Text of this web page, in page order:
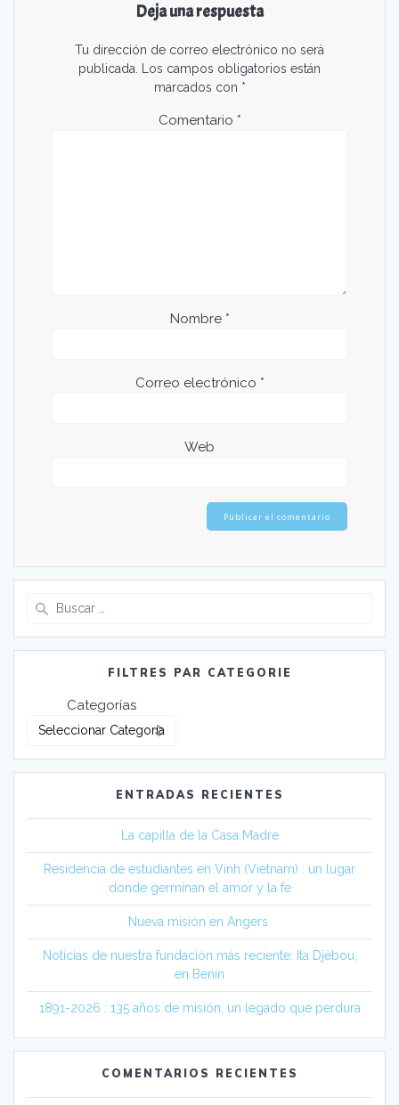
Deja una respuesta
Tu dirección de correo electrónico no será
publicada. Los campos obligatorios están
marcados con *
Comentario *
Nombre *
Correo electrónico *
Web
FILTRES PAR CATEGORIE
Categorías
ENTRADAS RECIENTES
La capilla de la Casa Madre
Residencia de estudiantes en Vinh (Vietnam) : un lugar
donde germinan el amor y la fe
Nueva misión en Angers
Noticias de nuestra fundación más reciente: Ita Djèbou,
en Benín
1891-2026 : 135 años de misión, un legado que perdura
COMENTARIOS RECIENTES